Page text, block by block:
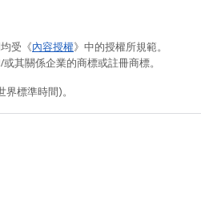
受《內容授權》中的授權所規範。
其關係企業的商標或註冊商標。
標準時間)。